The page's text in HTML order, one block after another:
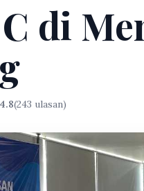
di
4.8(243 ulasan)